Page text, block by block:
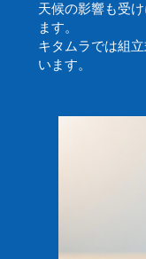
天候の影響も受
ます。
キタムラでは組
います。